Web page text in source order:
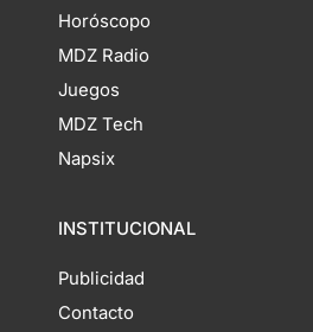
Horóscopo
MDZ Radio
Juegos
MDZ Tech
Napsix
INSTITUCIONAL
Publicidad
Contacto